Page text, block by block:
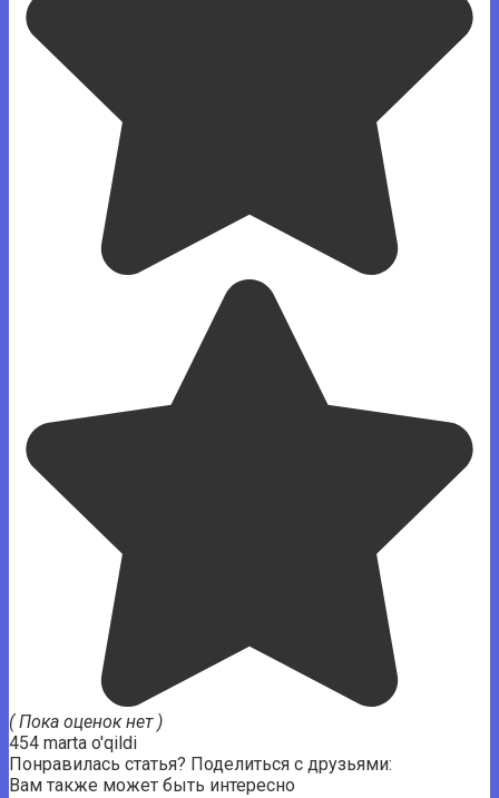
( Пока оценок нет )
454 marta o'qildi
Понравилась статья? Поделиться с друзьями:
Вам также может быть интересно